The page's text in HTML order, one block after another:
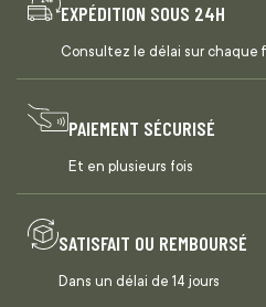
EXPÉDITION SOUS 24H
Consultez le délai sur chaque
PAIEMENT SÉCURISÉ
Et en plusieurs fois
SATISFAIT OU REMBOURSÉ
Dans un délai de 14 jours